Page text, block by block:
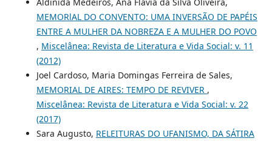
MEMORlAL DO CONVENTO: UMA INVERSÃO DE PAPÉIS
ENTRE A MULHER DA NOBREZA E A MULHER DO POVO
, Miscelânea: Revista de Literatura e Vida Social: v. 11
(2012)
Joel Cardoso, Maria Domingas Ferreira de Sales,
MEMORIAL DE AIRES: TEMPO DE REVIVER ,
Miscelânea: Revista de Literatura e Vida Social: v. 22
(2017)
Sara Augusto, RELEITURAS DO UFANISMO, DA SÁTIRA